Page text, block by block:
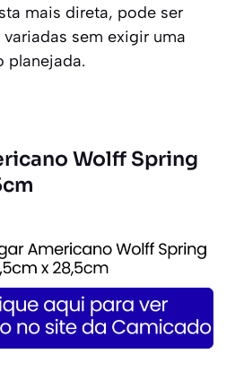
mais direta, pode ser
sem exigir uma
planejada.
Wolff Spring